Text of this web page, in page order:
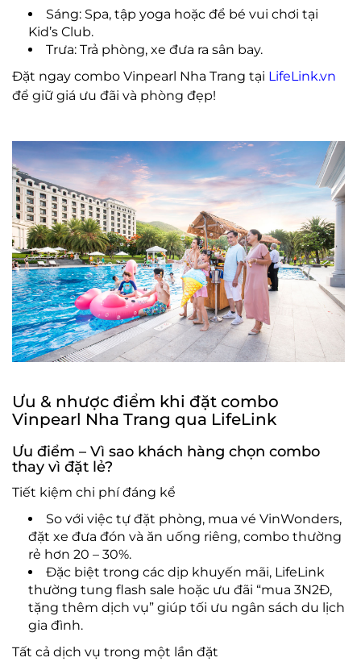
Sáng: Spa, tập yoga hoặc để bé vui chơi tại
Kid’s Club.
Trưa: Trả phòng, xe đưa ra sân bay.
Đặt ngay combo Vinpearl Nha Trang tại LifeLink.vn
để giữ giá ưu đãi và phòng đẹp!
Ưu & nhược điểm khi đặt combo
Vinpearl Nha Trang qua LifeLink
Ưu điểm – Vì sao khách hàng chọn combo
thay vì đặt lẻ?
Tiết kiệm chi phí đáng kể
So với việc tự đặt phòng, mua vé VinWonders,
đặt xe đưa đón và ăn uống riêng, combo thường
rẻ hơn 20 – 30%.
Đặc biệt trong các dịp khuyến mãi, LifeLink
thường tung flash sale hoặc ưu đãi “mua 3N2Đ,
tặng thêm dịch vụ” giúp tối ưu ngân sách du lịch
gia đình.
Tất cả dịch vụ trong một lần đặt